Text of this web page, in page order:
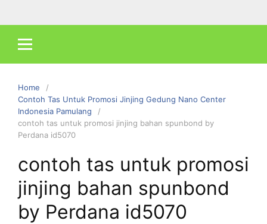
Home
Contoh Tas Untuk Promosi Jinjing Gedung Nano Center
Indonesia Pamulang
contoh tas untuk promosi jinjing bahan spunbond by
Perdana id5070
contoh tas untuk promosi
jinjing bahan spunbond
by Perdana id5070